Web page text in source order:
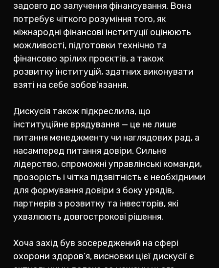
задовго до залучення фінансування. Вона
потребує чіткого розуміння того, як
міжнародні фінансові інституції оцінюють
можливості, підготовки технічно та
фінансово зрілих проєктів, а також
розвитку інституцій, здатних виконувати
взяті на себе зобов’язання.
Дискусія також підкреслила, що
інституційне врядування — це не лише
питання менеджменту чи наглядових рад, а
насамперед питання довіри. Сильне
лідерство, спроможні управлінські команди,
прозорість і чітка підзвітність є необхідними
для формування довіри з боку урядів,
партнерів з розвитку та інвесторів, які
ухвалюють довгострокові рішення.
Хоча захід був зосереджений на сфері
охорони здоров’я, висновки цієї дискусії є